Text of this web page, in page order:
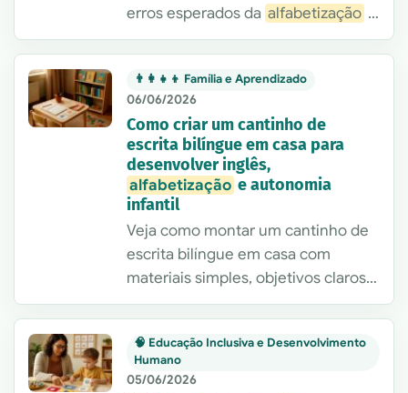
erros esperados da alfabetização e
quais intervenções
psicopedagógicas baseadas em
neurociência ajudam a melhorar
escrita, revisão e automatização
ortográfica.
👨‍👩‍👧‍👦 Família e Aprendizado
06/06/2026
Como criar um cantinho de
escrita bilíngue em casa para
desenvolver inglês,
alfabetizaçãoe autonomia
infantil
Veja como montar um cantinho de
escrita bilíngue em casa com
materiais simples, objetivos claros e
uma rotina prática para estimular
inglês,alfabetizaçãoe autonomia
das crianças.
🧠 Educação Inclusiva e Desenvolvimento
Humano
05/06/2026